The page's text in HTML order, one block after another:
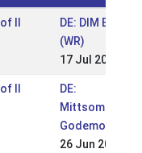
II
DE: DIM
(WR)
17 Jul 2022
II
DE:
Godemoor
26 Jun 2022